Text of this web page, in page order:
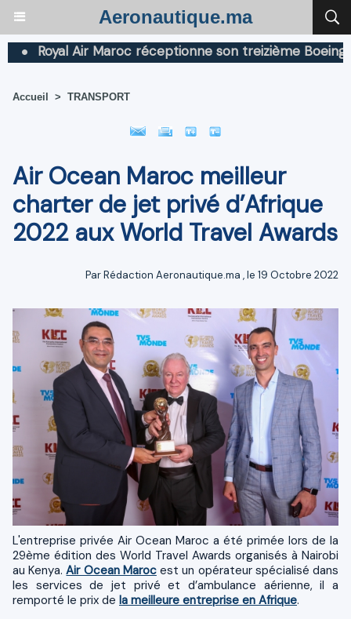
Aeronautique.ma
Royal Air Maroc réceptionne son treizième Boeing 787
Accueil > TRANSPORT
Air Ocean Maroc meilleur
charter de jet privé d’Afrique
2022 aux World Travel Awards
ParRédaction Aeronautique.ma , le 19 Octobre 2022
L'entreprise privée Air Ocean Maroc a été primée lors de la
29ème édition des World Travel Awards organisés à Nairobi
au Kenya.Air Ocean Maroc est un opérateur spécialisé dans
les services de jet privé et d’ambulance aérienne, il a
remporté le prix de la meilleure entreprise en Afrique.